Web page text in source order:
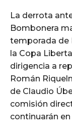
La derrota
Bombonera
temporada de
la Copa
dirigencia a
Román
de Claudio
comisión
continuarán